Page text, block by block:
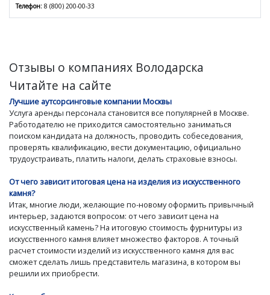
Телефон: 8 (800) 200-00-33
Отзывы о компаниях Володарска
Читайте на сайте
Лучшие аутсорсинговые компании Москвы
Услуга аренды персонала становится все популярней в Москве.
Работодателю не приходится самостоятельно заниматься
поиском кандидата на должность, проводить собеседования,
проверять квалификацию, вести документацию, официально
трудоустраивать, платить налоги, делать страховые взносы.
От чего зависит итоговая цена на изделия из искусственного
камня?
Итак, многие люди, желающие по-новому оформить привычный
интерьер, задаются вопросом: от чего зависит цена на
искусственный камень? На итоговую стоимость фурнитуры из
искусственного камня влияет множество факторов. А точный
расчет стоимости изделий из искусственного камня для вас
сможет сделать лишь представитель магазина, в котором вы
решили их приобрести.